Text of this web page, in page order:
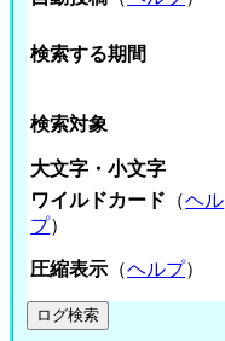
検索する期間
検索対象
大文字・小文字
ワイルドカード （ヘル
プ）
圧縮表示 （ヘルプ）